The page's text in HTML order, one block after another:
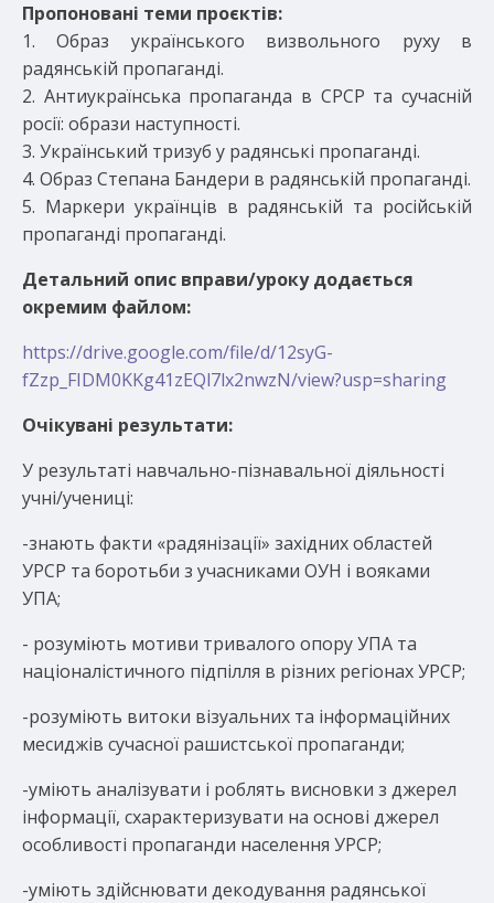
Пропоновані теми проєктів:
1. Образ українського визвольного руху в
радянській пропаганді.
2. Антиукраїнська пропаганда в СРСР та сучасній
росії: образи наступності.
3. Український тризуб у радянські пропаганді.
4. Образ Степана Бандери в радянській пропаганді.
5. Маркери українців в радянській та російській
пропаганді пропаганді.
Детальний опис вправи/уроку додається
окремим файлом:
https://drive.google.com/file/d/12syG-
fZzp_FIDM0KKg41zEQl7lx2nwzN/view?usp=sharing
Очікувані результати:
У результаті навчально-пізнавальної діяльності
учні/учениці:
-знають факти «радянізації» західних областей
УРСР та боротьби з учасниками ОУН і вояками
УПА;
- розуміють мотиви тривалого опору УПА та
націоналістичного підпілля в різних регіонах УРСР;
-розуміють витоки візуальних та інформаційних
месиджів сучасної рашистської пропаганди;
-уміють аналізувати і роблять висновки з джерел
інформації, схарактеризувати на основі джерел
особливості пропаганди населення УРСР;
-уміють здійснювати декодування радянської